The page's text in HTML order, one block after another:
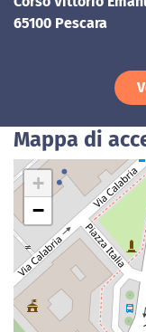
65100 Pescara
Mappa di
+
−